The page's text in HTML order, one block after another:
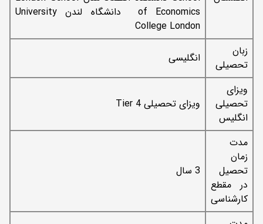
of Economics دانشگاه لندن University
College London
زبان
تحصیلی
انگلیسی
ویزای
تحصیلی
انگلیس
ویزای تحصیلی Tier 4
مدت
زمان
تحصیل
در مقطع
کارشناسی
3 سال